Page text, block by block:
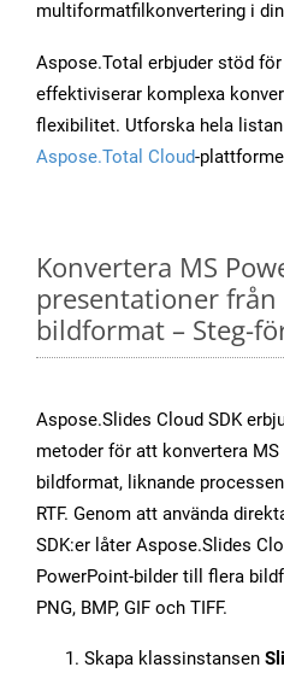
multiformatfilkonvertering i
Aspose.Total erbjuder stöd
effektiviserar komplexa
flexibilitet. Utforska hela
Aspose.Total Cloud-
Konvertera MS
presentationer från
bildformat – Steg-
Aspose.Slides Cloud SDK
metoder för att konvertera
bildformat, liknande
RTF. Genom att använda
SDK:er låter Aspose.Slides
PowerPoint-bilder till flera
PNG, BMP, GIF och TIFF.
Skapa klassinstansen